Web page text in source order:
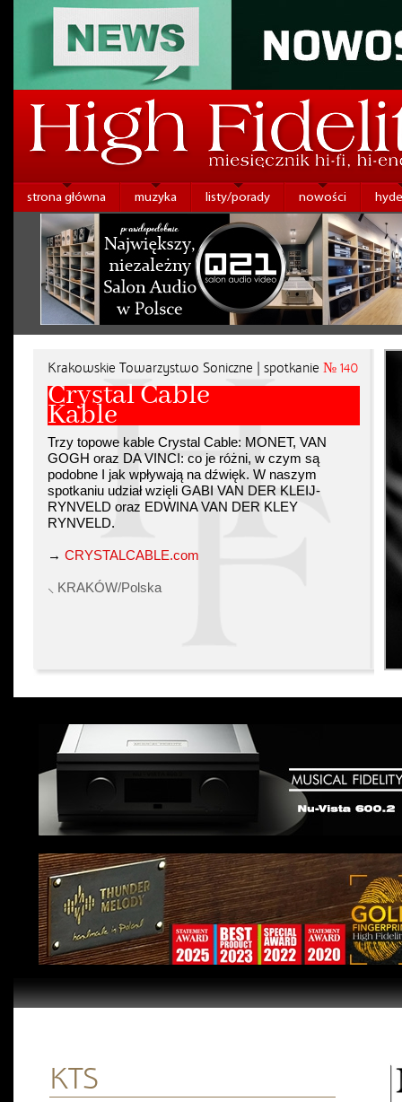
strona główna muzyka listy/porady nowości
Krakowskie Towarzystwo Soniczne | spotkanie № 140
Crystal Cable
Kable
Trzy topowe kable Crystal Cable: MONET, VAN
GOGH oraz DA VINCI: co je różni, w czym są
podobne I jak wpływają na dźwięk. W naszym
spotkaniu udział wzięli GABI VAN DER KLEIJ-
RYNVELD oraz EDWINA VAN DER KLEY
RYNVELD.
→ CRYSTALCABLE.com
⸜ KRAKÓW/Polska
KTS